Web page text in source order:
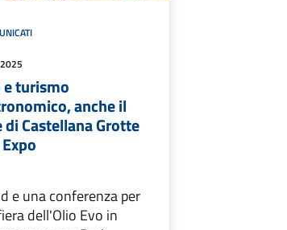
turismo
anche il
di Castellana Grotte
e una conferenza per
dell'Olio Evo in